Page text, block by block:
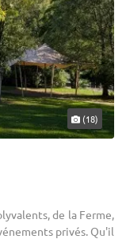
(18)
de la Ferme,
privés. Qu'il